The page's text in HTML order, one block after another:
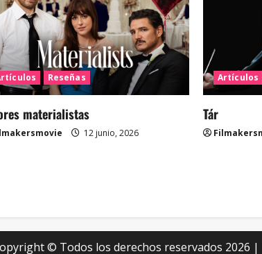
Reseñas
materialistas
12 junio, 2026
Artículos
Tár
© Todos los derechos reservados 2026 |